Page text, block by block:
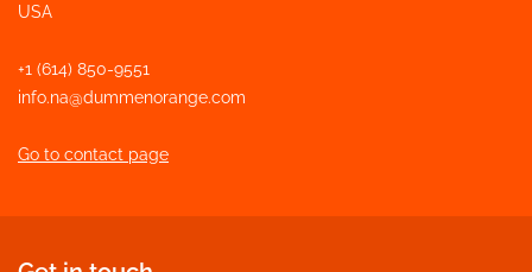
USA
+1 (614) 850-9551
info.na@dummenorange.com
Go to contact page